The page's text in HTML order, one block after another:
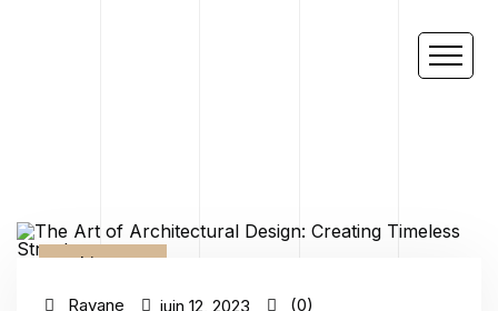
Architecture
Rayane juin 12, 2023 (0)